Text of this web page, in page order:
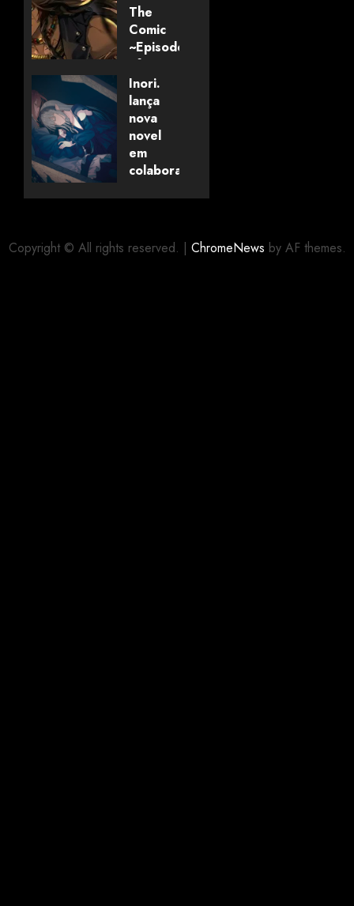
The
Comic
~Episode
of
Savanaclaw~”
anunciado
pela
Universo
dos
Livros
Inori.
lança
nova
novel
em
colaboração
Copyright © All rights reserved. | ChromeNews by AF themes.